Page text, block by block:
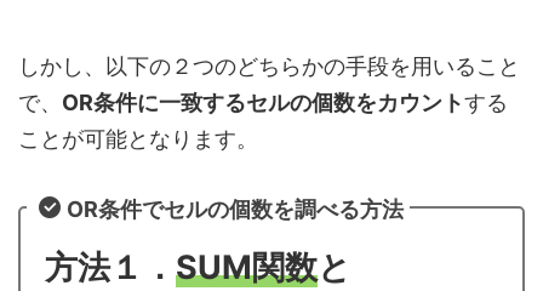
しかし、以下の２つのどちらかの手段を用いること
で、 OR条件に一致するセルの個数をカウントする
ことが可能となります。
OR条件でセルの個数を調べる方法
方法１． SUM関数と